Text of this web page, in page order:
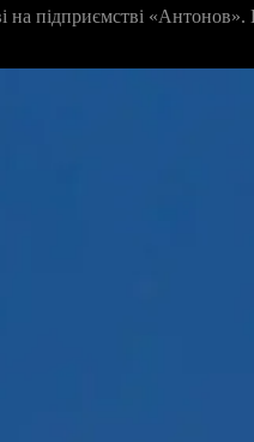
підприємстві «Антонов».